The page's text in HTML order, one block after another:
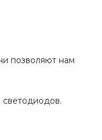
позволяют нам